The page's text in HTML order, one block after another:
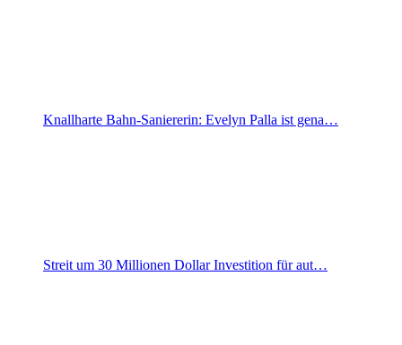
Knallharte Bahn-Saniererin: Evelyn Palla ist gena…
Streit um 30 Millionen Dollar Investition für aut…